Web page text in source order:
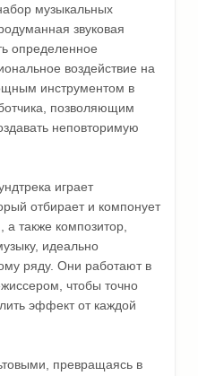
музыкальных
звуковая
определенное
воздействие на
инструментом в
позволяющим
неповторимую
играет
отбирает и компонует
а также композитор,
идеально
ряду. Они работают в
чтобы точно
эффект от каждой
превращаясь в